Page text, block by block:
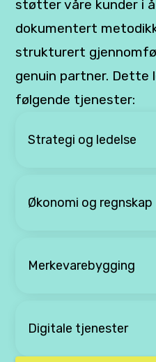
støtter våre kunder i
dokumentert
strukturert
genuin partner. Dette
følgende tjenester:
Strategi og ledelse
Økonomi og regnskap
Merkevarebygging
Digitale tjenester